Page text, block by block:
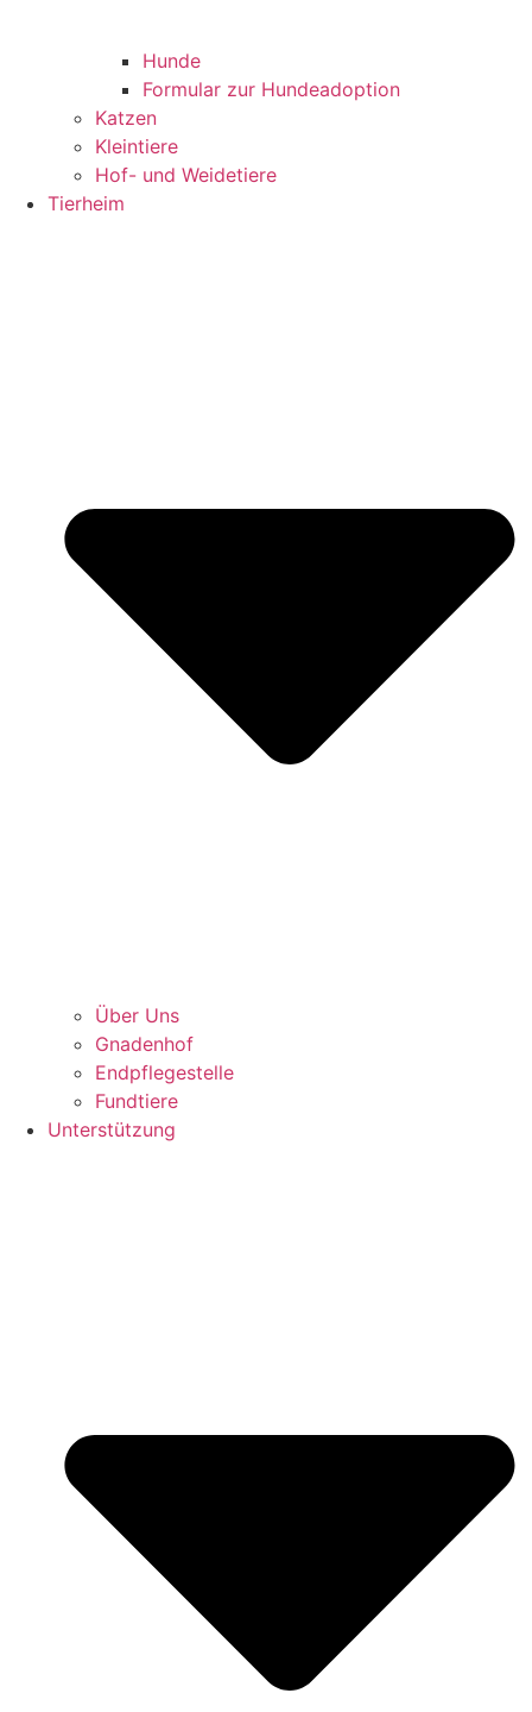
Hunde
Formular zur Hundeadoption
Katzen
Kleintiere
Hof- und Weidetiere
Tierheim
Über Uns
Gnadenhof
Endpflegestelle
Fundtiere
Unterstützung